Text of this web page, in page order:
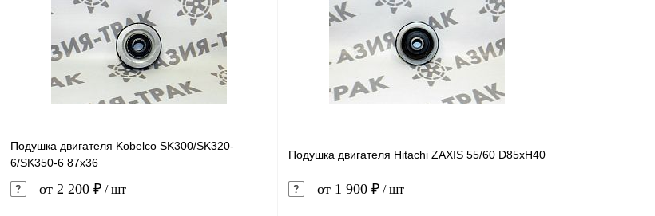
Купить в 1 клик Сравнение
В избранное В наличии
Купить в 1 клик Сравнение
В избранное В наличии
Подушка двигателя Kobelco SK300/SK320-
6/SK350-6 87x36
от 2 200 ₽ / шт
Подушка двигателя Hitachi ZAXIS 55/60 D85xH40
от 1 900 ₽ / шт